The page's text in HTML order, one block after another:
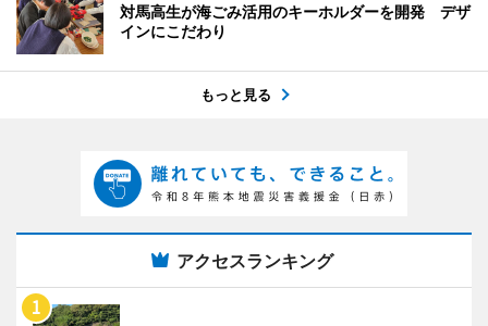
対馬高生が海ごみ活用のキーホルダーを開発 デザ
インにこだわり
もっと見る
アクセスランキング